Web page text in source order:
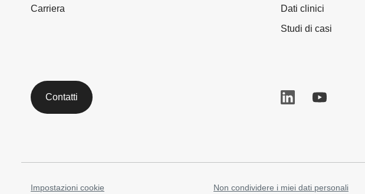
Carriera
Dati clinici
Studi di casi
Contatti
Impostazioni cookie Non condividere i miei dati personali